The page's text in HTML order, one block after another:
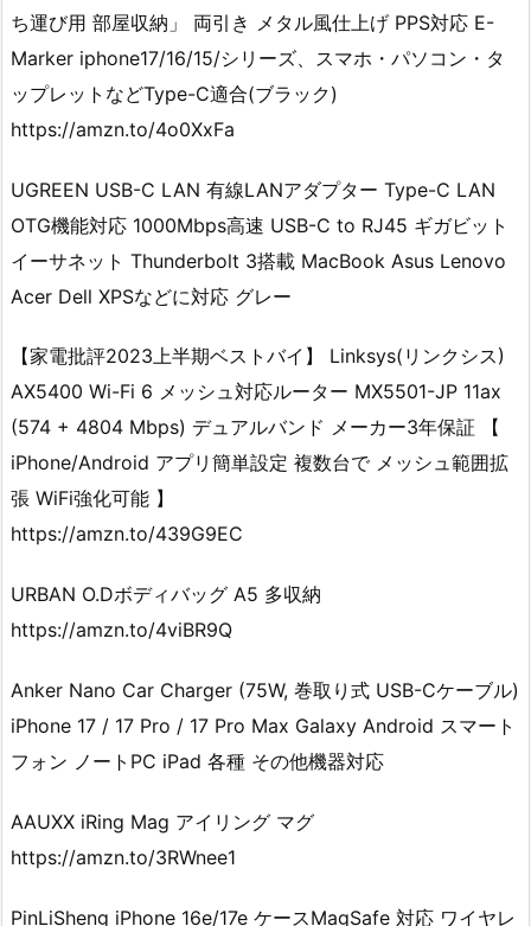
ち運び用 部屋収納」 両引き メタル風仕上げ PPS対応 E-
Marker iphone17/16/15/シリーズ、スマホ・パソコン・タ
ップレットなどType-C適合(ブラック)
https://amzn.to/4o0XxFa
UGREEN USB-C LAN 有線LANアダプター Type-C LAN
OTG機能対応 1000Mbps高速 USB-C to RJ45 ギガビット
イーサネット Thunderbolt 3搭載 MacBook Asus Lenovo
Acer Dell XPSなどに対応 グレー
【家電批評2023上半期ベストバイ】 Linksys(リンクシス)
AX5400 Wi-Fi 6 メッシュ対応ルーター MX5501-JP 11ax
(574 + 4804 Mbps) デュアルバンド メーカー3年保証 【
iPhone/Android アプリ簡単設定 複数台で メッシュ範囲拡
張 WiFi強化可能 】
https://amzn.to/439G9EC
URBAN O.Dボディバッグ A5 多収納
https://amzn.to/4viBR9Q
Anker Nano Car Charger (75W, 巻取り式 USB-Cケーブル)
iPhone 17 / 17 Pro / 17 Pro Max Galaxy Android スマート
フォン ノートPC iPad 各種 その他機器対応
AAUXX iRing Mag アイリング マグ
https://amzn.to/3RWnee1
PinLiSheng iPhone 16e/17e ケースMagSafe 対応 ワイヤレ